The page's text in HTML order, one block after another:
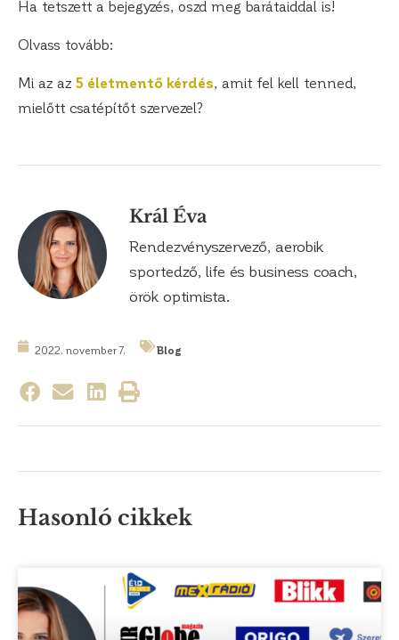
Ha tetszett a bejegyzés, oszd meg barátaiddal is!
Olvass tovább:
Mi az az 5 életmentő kérdés , amit fel kell tenned,
mielőtt csatépítőt szervezel?
Král Éva
Rendezvényszervező, aerobik
sportedző, life és business coach,
örök optimista.
2022. november 7. Blog
Hasonló cikkek